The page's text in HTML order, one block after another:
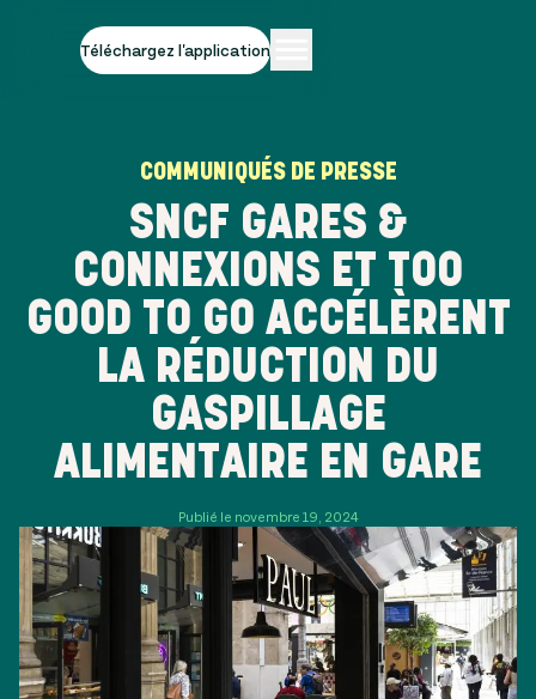
Téléchargez l'application
COMMUNIQUÉS DE PRESSE
SNCF GARES &
CONNEXIONS ET TOO
GOOD TO GO ACCÉLÈRENT
LA RÉDUCTION DU
GASPILLAGE
ALIMENTAIRE EN GARE
Publié le novembre 19, 2024